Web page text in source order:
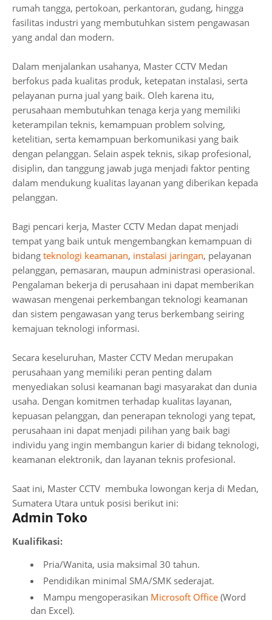
rumah tangga, pertokoan, perkantoran, gudang, hingga
fasilitas industri yang membutuhkan sistem pengawasan
yang andal dan modern.
Dalam menjalankan usahanya, Master CCTV Medan
berfokus pada kualitas produk, ketepatan instalasi, serta
pelayanan purna jual yang baik. Oleh karena itu,
perusahaan membutuhkan tenaga kerja yang memiliki
keterampilan teknis, kemampuan problem solving,
ketelitian, serta kemampuan berkomunikasi yang baik
dengan pelanggan. Selain aspek teknis, sikap profesional,
disiplin, dan tanggung jawab juga menjadi faktor penting
dalam mendukung kualitas layanan yang diberikan kepada
pelanggan.
Bagi pencari kerja, Master CCTV Medan dapat menjadi
tempat yang baik untuk mengembangkan kemampuan di
bidang teknologi keamanan, instalasi jaringan, pelayanan
pelanggan, pemasaran, maupun administrasi operasional.
Pengalaman bekerja di perusahaan ini dapat memberikan
wawasan mengenai perkembangan teknologi keamanan
dan sistem pengawasan yang terus berkembang seiring
kemajuan teknologi informasi.
Secara keseluruhan, Master CCTV Medan merupakan
perusahaan yang memiliki peran penting dalam
menyediakan solusi keamanan bagi masyarakat dan dunia
usaha. Dengan komitmen terhadap kualitas layanan,
kepuasan pelanggan, dan penerapan teknologi yang tepat,
perusahaan ini dapat menjadi pilihan yang baik bagi
individu yang ingin membangun karier di bidang teknologi,
keamanan elektronik, dan layanan teknis profesional.
Saat ini, Master CCTV membuka lowongan kerja di Medan,
Sumatera Utara untuk posisi berikut ini:
Admin Toko
Kualifikasi:
Pria/Wanita, usia maksimal 30 tahun.
Pendidikan minimal SMA/SMK sederajat.
Mampu mengoperasikan Microsoft Office (Word
dan Excel).